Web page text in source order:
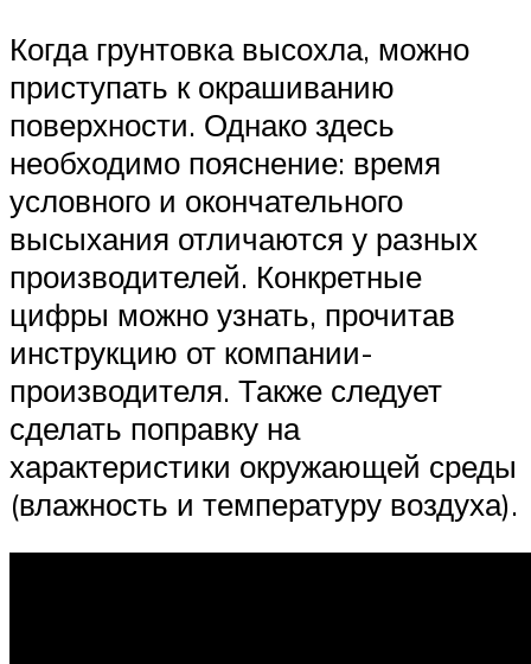
Когда грунтовка высохла, можно
приступать к окрашиванию
поверхности. Однако здесь
необходимо пояснение: время
условного и окончательного
высыхания отличаются у разных
производителей. Конкретные
цифры можно узнать, прочитав
инструкцию от компании-
производителя. Также следует
сделать поправку на
характеристики окружающей среды
(влажность и температуру воздуха).